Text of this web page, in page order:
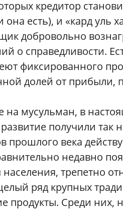
кредитор
она есть), и «кард уль
добровольно
о справедливости.
фиксированного
долей от
мусульман, в
получили так
прошлого века
недавно
населения, трепетно
ряд крупных
продукты. Среди